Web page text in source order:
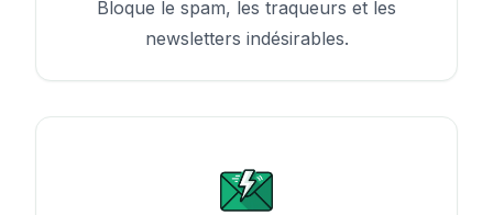
Bloque le spam, les traqueurs et les
newsletters indésirables.